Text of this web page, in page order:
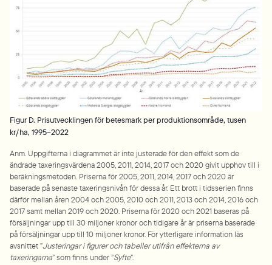
Figur D. Prisutvecklingen för betesmark per produktionsområde, tusen
kr/ha, 1995–2022
Anm. Uppgifterna i diagrammet är inte justerade för den effekt som de
ändrade taxeringsvärdena 2005, 2011, 2014, 2017 och 2020 givit upphov till i
beräkningsmetoden. Priserna för 2005, 2011, 2014, 2017 och 2020 är
baserade på senaste taxeringsnivån för dessa år. Ett brott i tidsserien finns
därför mellan åren 2004 och 2005, 2010 och 2011, 2013 och 2014, 2016 och
2017 samt mellan 2019 och 2020. Priserna för 2020 och 2021 baseras på
försäljningar upp till 30 miljoner kronor och tidigare år är priserna baserade
på försäljningar upp till 10 miljoner kronor. För ytterligare information läs
avsnittet ”Justeringar i figurer och tabeller utifrån effekterna av
taxeringarna” som finns under ”Syfte”.